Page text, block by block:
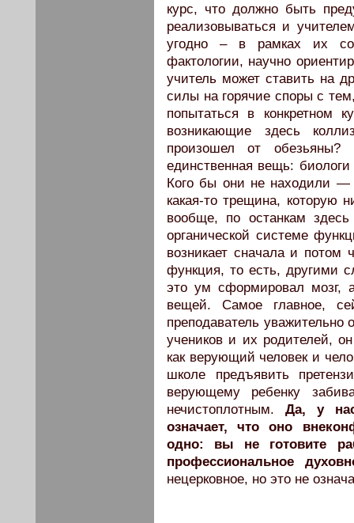
курс, что должно быть
реализовываться и
угодно – в рамках их
фактологии, научно
учитель может ставить на
силы на горячие споры с
попытаться в конкретном
возникающие здесь
произошел от обезьяны?
единственная вещь:
Кого бы они не находили —
какая-то трещина, которую
вообще, по останкам
органической системе
возникает сначала и потом
функция, то есть, другими
это ум сформировал мозг,
вещей. Самое главное,
преподаватель уважительно
учеников и их родителей,
как верующий человек и
школе предъявить
верующему ребенку
нечистоплотным. Да, у
означает, что оно
одно: вы не готовите
профессиональное
нецерковное, но это не